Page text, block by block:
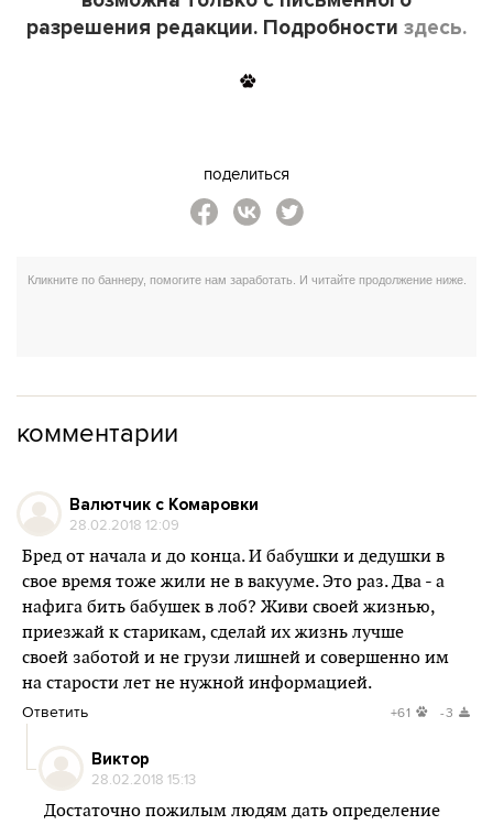
разрешения редакции. Подробности здесь.
поделиться
комментарии
Валютчик с Комаровки
28.02.2018 12:09
Бред от начала и до конца. И бабушки и дедушки в
свое время тоже жили не в вакууме. Это раз. Два - а
нафига бить бабушек в лоб? Живи своей жизнью,
приезжай к старикам, сделай их жизнь лучше
своей заботой и не грузи лишней и совершенно им
на старости лет не нужной информацией.
Ответить +61 -3
Виктор
28.02.2018 15:13
Достаточно пожилым людям дать определение